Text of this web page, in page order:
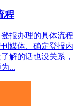
程
报办理的具体流程
媒体、确定登报内
解的话也没关系，
...